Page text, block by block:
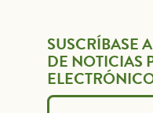
SUSCRÍBASE
DE NOTICIAS